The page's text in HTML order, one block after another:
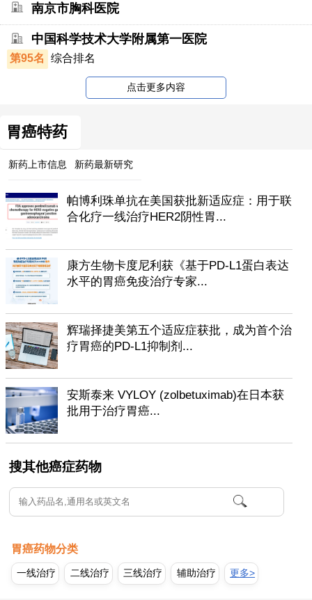
南京市胸科医院
中国科学技术大学附属第一医院
第95名 综合排名
点击更多内容
胃癌特药
新药上市信息 新药最新研究
帕博利珠单抗在美国获批新适应症：用于联
合化疗一线治疗HER2阴性胃...
康方生物卡度尼利获《基于PD-L1蛋白表达
水平的胃癌免疫治疗专家...
辉瑞择捷美第五个适应症获批，成为首个治
疗胃癌的PD-L1抑制剂...
安斯泰来 VYLOY (zolbetuximab)在日本获
批用于治疗胃癌...
搜其他癌症药物
胃癌药物分类
一线治疗 二线治疗 三线治疗 辅助治疗 更多>